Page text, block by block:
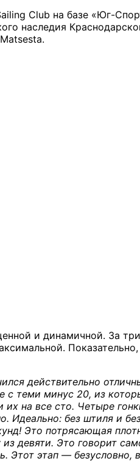
Club на базе «Юг-
наследия
и динамичной. За
действительно
теми минус 20, из
на все сто. Четыре
без штиля и
Это потрясающая
девяти. Это говорит
Этот этап — безусловно,